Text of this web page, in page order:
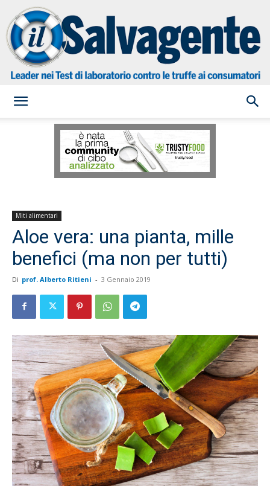
Salvagente
Miti alimentari
Aloe vera: una pianta, mille
benefici (ma non per tutti)
Di prof. Alberto Ritieni - 3 Gennaio 2019